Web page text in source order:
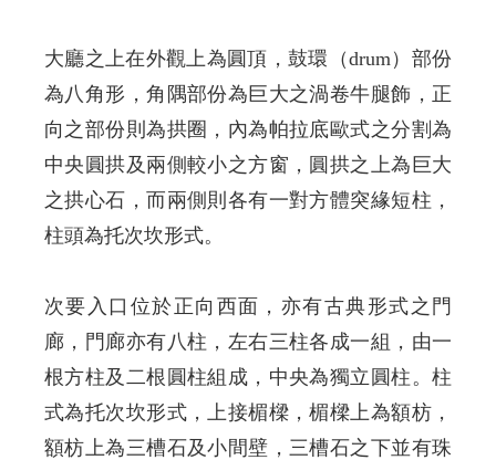
大廳之上在外觀上為圓頂，鼓環（drum）部份
為八角形，角隅部份為巨大之渦卷牛腿飾，正
向之部份則為拱圈，內為帕拉底歐式之分割為
中央圓拱及兩側較小之方窗，圓拱之上為巨大
之拱心石，而兩側則各有一對方體突緣短柱，
柱頭為托次坎形式。
次要入口位於正向西面，亦有古典形式之門
廊，門廊亦有八柱，左右三柱各成一組，由一
根方柱及二根圓柱組成，中央為獨立圓柱。柱
式為托次坎形式，上接楣樑，楣樑上為額枋，
額枋上為三槽石及小間壁，三槽石之下並有珠